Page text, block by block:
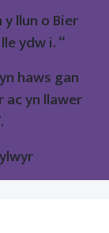
y llun o Bier
ydw i. “
haws gan
ac yn llawer